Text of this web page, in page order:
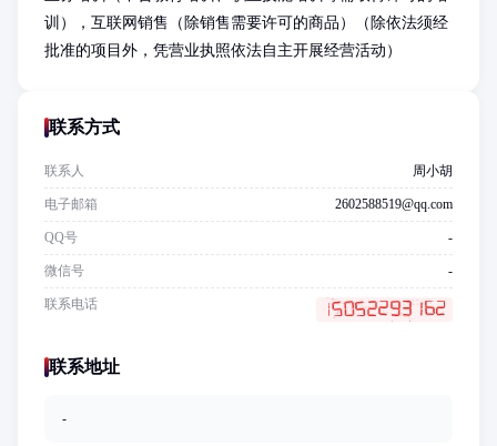
训），互联网销售（除销售需要许可的商品）（除依法须经
批准的项目外，凭营业执照依法自主开展经营活动）
联系方式
联系人 周小胡
电子邮箱 2602588519@qq.com
QQ号 -
微信号 -
联系电话
联系地址
-